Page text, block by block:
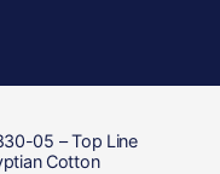
05 – Top Line
Cotton